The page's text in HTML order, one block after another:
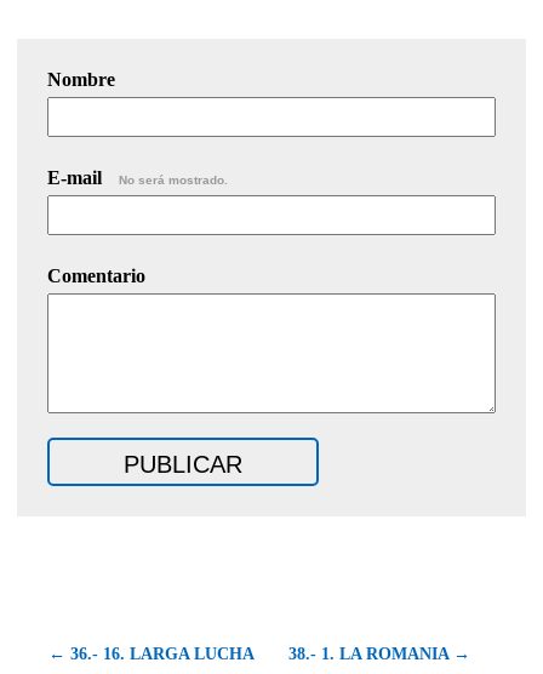
Nombre
E-mail No será mostrado.
Comentario
← 36.- 16. LARGA LUCHA 38.- 1. LA ROMANIA →